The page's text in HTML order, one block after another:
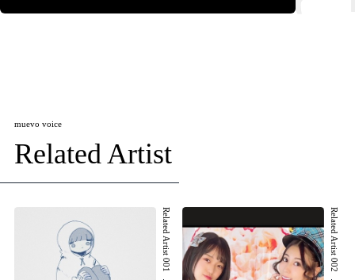
muevo voice
Related Artist
Related Artist 001 Related Artist 002